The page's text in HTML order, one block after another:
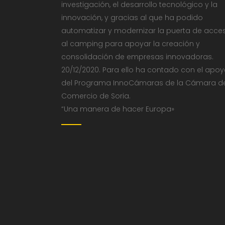
investigación, el desarrollo tecnológico y la
innovación, y gracias al que ha podido
automatizar y modernizar la puerta de
al camping para apoyar la creación y
consolidación de empresas innovadoras.
20/12/2020. Para ello ha contado con el
del Programa InnoCámaras de la Cámara
Comercio de Soria.
“Una manera de hacer Europa»